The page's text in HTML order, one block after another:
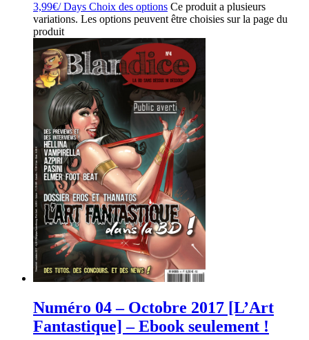
3,99€/ Days Choix des options Ce produit a plusieurs
variations. Les options peuvent être choisies sur la page du
produit
Numéro 04 – Octobre 2017 [L’Art
Fantastique] – Ebook seulement !